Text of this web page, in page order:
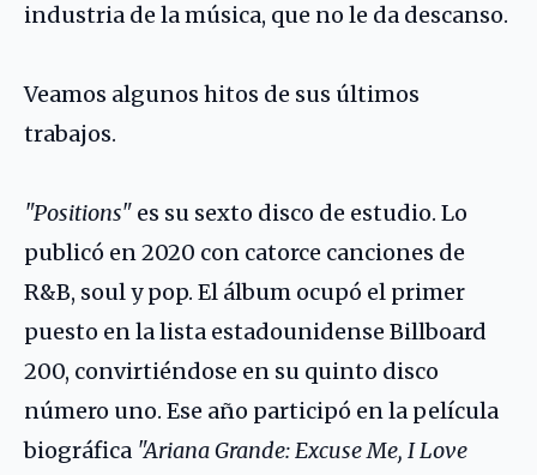
industria de la música, que no le da descanso.
Veamos algunos hitos de sus últimos
trabajos.
"Positions" es su sexto disco de estudio. Lo
publicó en 2020 con catorce canciones de
R&B, soul y pop. El álbum ocupó el primer
puesto en la lista estadounidense Billboard
200, convirtiéndose en su quinto disco
número uno. Ese año participó en la película
biográfica "Ariana Grande: Excuse Me, I Love